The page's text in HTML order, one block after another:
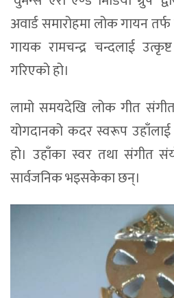
अवार्ड समारोहमा लोक गायन
गायक रामचन्द्र चन्दलाई
गरिएको हो।
लामो समयदेखि लोक गीत
योगदानको कदर स्वरूप उहाँलाई
हो। उहाँका स्वर तथा संगीत
सार्वजनिक भइसकेका छन्।